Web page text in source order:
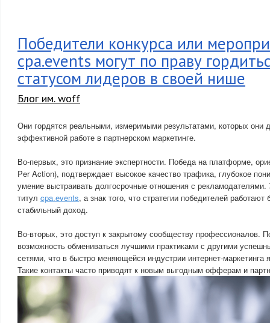
Победители конкурса или
cpa.events могут по праву
статусом лидеров в своей нише
Блог им. woff
Они гордятся реальными, измеримыми результатами, которых они
эффективной работе в партнерском маркетинге.
Во-первых, это признание экспертности. Победа на платформе,
Per Action), подтверждает высокое качество трафика, глубокое
умение выстраивать долгосрочные отношения с
титул cpa.events, а знак того, что стратегии победителей работают
стабильный доход.
Во-вторых, это доступ к закрытому сообществу профессионалов.
возможность обмениваться лучшими практиками с другими
сетями, что в быстро меняющейся индустрии интернет-маркетинга
Такие контакты часто приводят к новым выгодным офферам и